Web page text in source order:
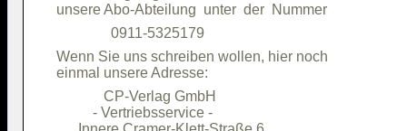
Wenn Sie uns schreiben wollen, hier noch
             CP-Verlag GmbH
          - Vertriebsservice -